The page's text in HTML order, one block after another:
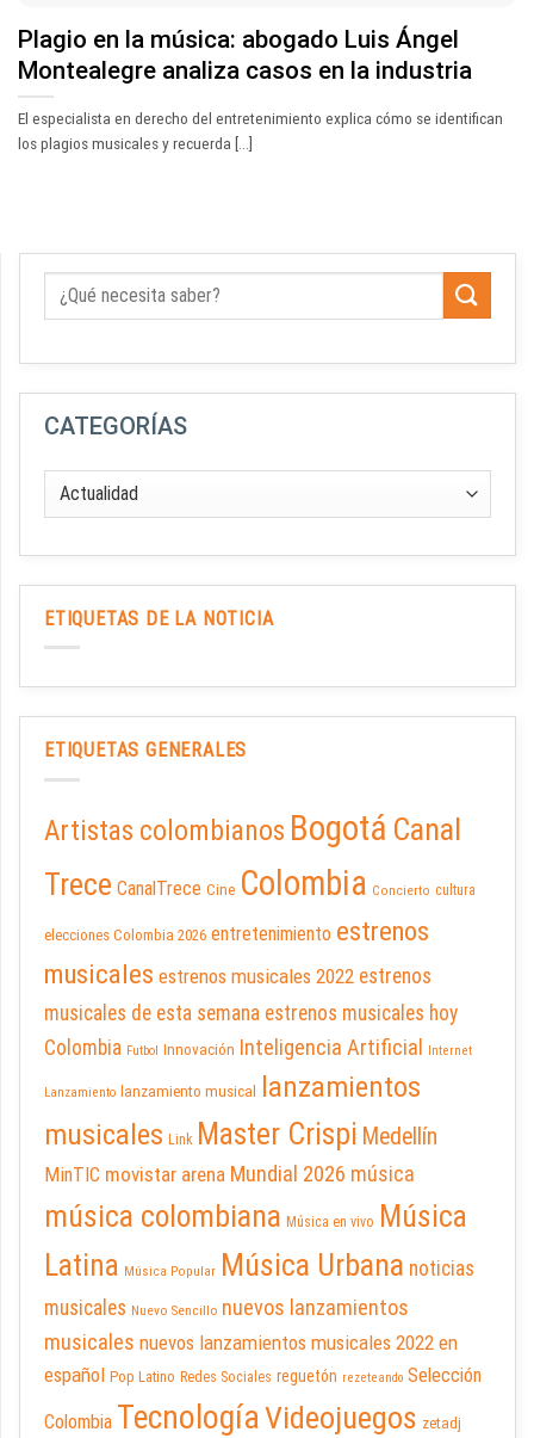
Plagio en la música: abogado Luis Ángel
Montealegre analiza casos en la industria
El especialista en derecho del entretenimiento explica cómo se identifican
los plagios musicales y recuerda [...]
CATEGORÍAS
ETIQUETAS DE LA NOTICIA
ETIQUETAS GENERALES
Artistas colombianos Bogotá Canal
Trece CanalTrece Cine Colombia Concierto cultura
elecciones Colombia 2026 entretenimiento estrenos
musicales estrenos musicales 2022 estrenos
musicales de esta semana estrenos musicales hoy
Colombia Futbol Innovación Inteligencia Artificial Internet
Lanzamiento lanzamiento musical
lanzamientos
musicales Link Master Crispi Medellín
MinTIC movistar arena Mundial 2026 música
música colombiana Música en vivo Música
Latina Música Popular Música Urbana noticias
musicales Nuevo Sencillo nuevos lanzamientos
musicales nuevos lanzamientos musicales 2022 en
español Pop Latino Redes Sociales reguetón rezeteando Selección
Colombia TecnologíaVideojuegos zetadj